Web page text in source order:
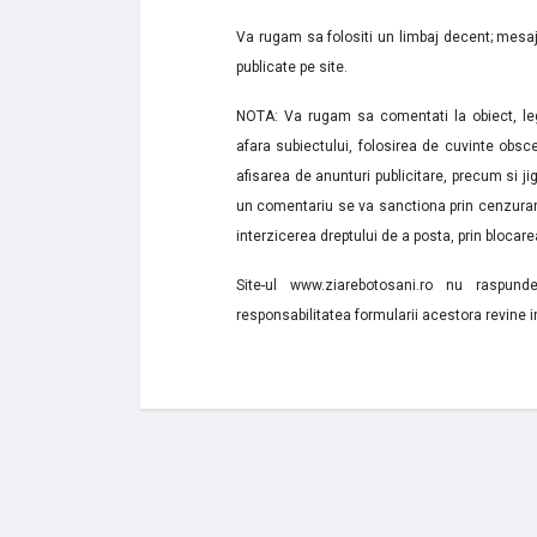
Va rugam sa folositi un limbaj decent;
publicate pe site.
NOTA: Va rugam sa comentati la obiect,
afara subiectului, folosirea de cuvinte
afisarea de anunturi publicitare, precum si
un comentariu se va sanctiona prin
interzicerea dreptului de a posta, prin
Site-ul www.ziarebotosani.ro nu
responsabilitatea formularii acestora revine